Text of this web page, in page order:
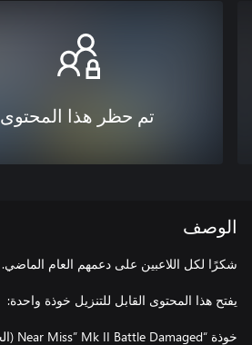
تم حظر هذا المحتوى
الوصف